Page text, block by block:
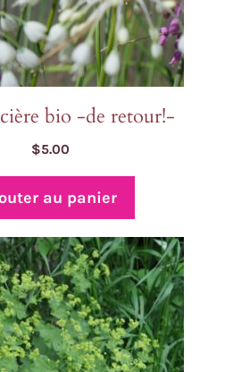
bio -de retour!-
$5.00
au panier